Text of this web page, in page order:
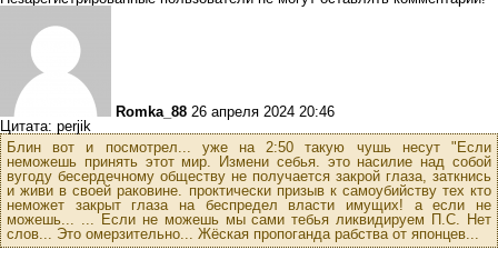
Romka_88 26 апреля 2024 20:46
Цитата: perjik
Блин вот и посмотрел... уже на 2:50 такую чушь несут "Если
неможешь принять этот мир. Измени себья. это насилие над собой
вугоду бесердечному обществу не получается закрой глаза, заткнись
и живи в своей раковине. проктически призыв к самоубийству тех кто
неможет закрыт глаза на беспредел власти имущих! а если не
можешь... ... Если не можешь мы сами тебья ликвидируем П.С. Нет
слов... Это омерзительно... Жёская пропоганда рабства от японцев...